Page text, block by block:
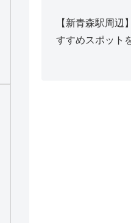
【新青森駅周辺
すすめスポット